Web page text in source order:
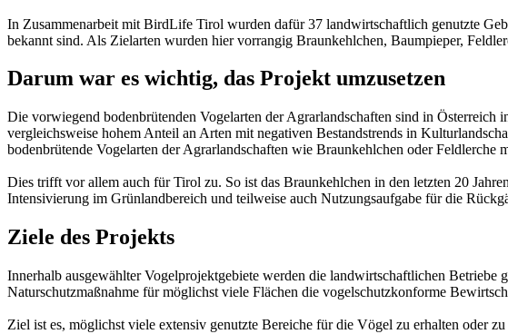
In Zusammenarbeit mit BirdLife Tirol wurden dafür 37 landwirtschaftlich genutzte
bekannt sind. Als Zielarten wurden hier vorrangig Braunkehlchen, Baumpieper,
Darum war es wichtig, das Projekt umzusetzen
Die vorwiegend bodenbrütenden Vogelarten der Agrarlandschaften sind in
vergleichsweise hohem Anteil an Arten mit negativen Bestandstrends in
bodenbrütende Vogelarten der Agrarlandschaften wie Braunkehlchen oder Feldlerche
Dies trifft vor allem auch für Tirol zu. So ist das Braunkehlchen in den letzten 20
Intensivierung im Grünlandbereich und teilweise auch Nutzungsaufgabe für die
Ziele des Projekts
Innerhalb ausgewählter Vogelprojektgebiete werden die landwirtschaftlichen
Naturschutzmaßnahme für möglichst viele Flächen die vogelschutzkonforme
Ziel ist es, möglichst viele extensiv genutzte Bereiche für die Vögel zu erhalten oder